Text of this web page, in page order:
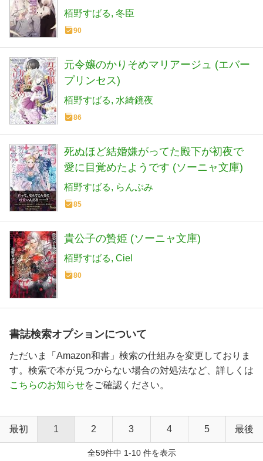
栢野すばる 冬臣
90
元令嬢のかりそめマリアージュ (エバー
プリンセス)
栢野すばる 水綺鏡夜
86
死ぬほど結婚嫌がってた殿下が初夜で
愛に目覚めたようです (ソーニャ文庫)
栢野すばる らんぷみ
85
貴公子の贄姫 (ソーニャ文庫)
栢野すばる Ciel
80
書誌検索オプションについて
ただいま「Amazon和書」検索の仕組みを変更しておりま
す。検索で本が見つからない場合の対処法など、詳しくは
こちらのお知らせをご確認ください。
最初 1 2 3 4 5 最後
全59件中 1-10 件を表示